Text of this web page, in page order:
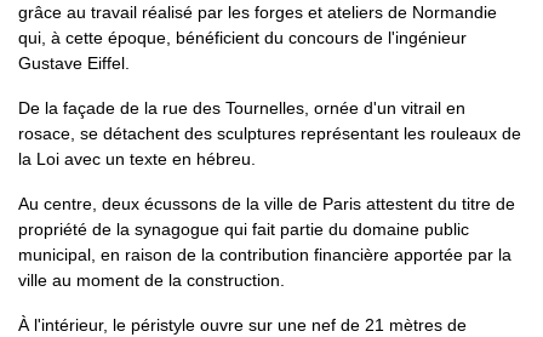
grâce au travail réalisé par les forges et ateliers de Normandie
qui, à cette époque, bénéficient du concours de l'ingénieur
Gustave Eiffel.
De la façade de la rue des Tournelles, ornée d'un vitrail en
rosace, se détachent des sculptures représentant les rouleaux de
la Loi avec un texte en hébreu.
Au centre, deux écussons de la ville de Paris attestent du titre de
propriété de la synagogue qui fait partie du domaine public
municipal, en raison de la contribution financière apportée par la
ville au moment de la construction.
À l'intérieur, le péristyle ouvre sur une nef de 21 mètres de